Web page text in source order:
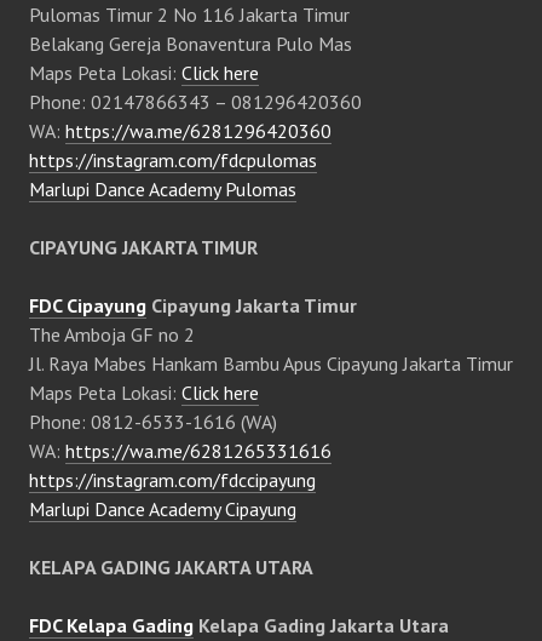
Pulomas Timur 2 No 116 Jakarta Timur
Belakang Gereja Bonaventura Pulo Mas
Maps Peta Lokasi: Click here
Phone: 02147866343 – 081296420360
WA: https://wa.me/6281296420360
https://instagram.com/fdcpulomas
Marlupi Dance Academy Pulomas
CIPAYUNG JAKARTA TIMUR
FDC Cipayung Cipayung Jakarta Timur
The Amboja GF no 2
Jl. Raya Mabes Hankam Bambu Apus Cipayung Jakarta Timur
Maps Peta Lokasi: Click here
Phone: 0812-6533-1616 (WA)
WA: https://wa.me/6281265331616
https://instagram.com/fdccipayung
Marlupi Dance Academy Cipayung
KELAPA GADING JAKARTA UTARA
FDC Kelapa Gading Kelapa Gading Jakarta Utara